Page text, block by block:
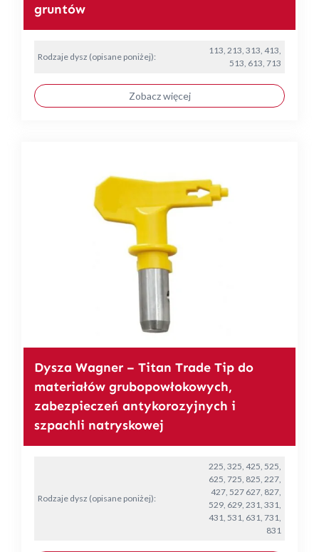
gruntów
Rodzaje dysz (opisane poniżej):
113, 213, 313, 413,
513, 613, 713
Zobacz więcej
Dysza Wagner – Titan Trade Tip do
materiałów grubopowłokowych,
zabezpieczeń antykorozyjnych i
szpachli natryskowej
Rodzaje dysz (opisane poniżej):
225, 325, 425, 525,
625, 725, 825, 227,
427, 527 627, 827,
529, 629, 231, 331,
431, 531, 631, 731,
831